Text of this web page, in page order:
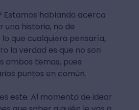
Estamos hablando acerca
una historia, no de
lo que cualquiera pensaría,
la verdad es que no son
ambos temas, pues
puntos en común.
este. Al momento de idear